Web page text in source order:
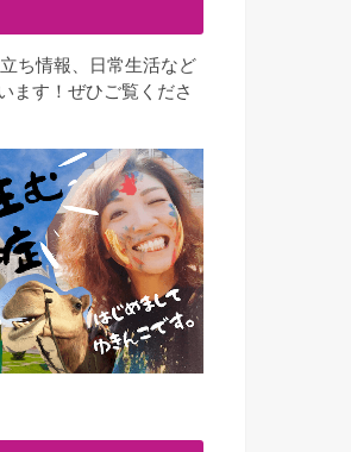
ち情報、日常生活など
ます！ぜひご覧くださ